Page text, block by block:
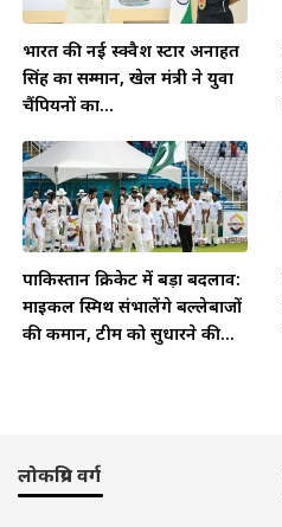
भारत की नई स्क्वैश स्टार अनाहत
सिंह का सम्मान, खेल मंत्री ने युवा
चैंपियनों का...
पाकिस्तान क्रिकेट में बड़ा बदलाव:
माइकल स्मिथ संभालेंगे बल्लेबाजों
की कमान, टीम को सुधारने की...
लोकप्रिय वर्ग